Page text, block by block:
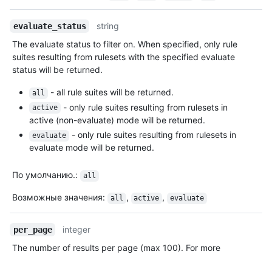
evaluate_status
string
The evaluate status to filter on. When specified, only rule
suites resulting from rulesets with the specified evaluate
status will be returned.
all - all rule suites will be returned.
active
- only rule suites resulting from rulesets in
active (non-evaluate) mode will be returned.
evaluate
- only rule suites resulting from rulesets in
evaluate mode will be returned.
По умолчанию.: all
Возможные значения: all , active , evaluate
per_page
integer
The number of results per page (max 100). For more